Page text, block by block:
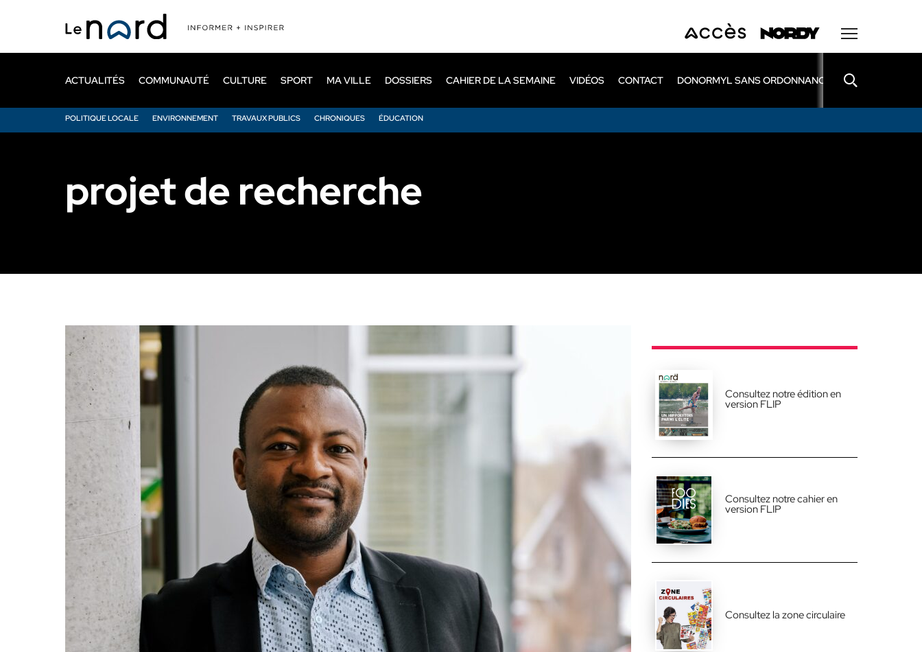
principal
ACTUALITÉS
POLITIQUE LOCALE ENVIRONNEMENT TRAVAUX PUBLICS CHRONIQUES ÉDUCATION
COMMUNAUTÉ CULTURE SPORT MA VILLE DOSSIERS CAHIER DE LA SEMAINE VIDÉOS CONTACT DONORMYL SANS ORDONNANCE LEXOMIL SANS
projet de recherche
Consultez notre édition en
version FLIP
Consultez notre cahier en
version FLIP
Consultez la zone circulaire